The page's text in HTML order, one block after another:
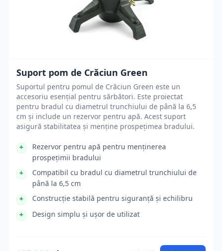
Suport pom de Crăciun Green
Suportul pentru pomul de Crăciun Green este un
accesoriu esențial pentru sărbători. Este proiectat
pentru bradul cu diametrul trunchiului de până la 6,5
cm și include un rezervor pentru apă. Acest suport
asigură stabilitatea și menține prospețimea bradului.
Rezervor pentru apă pentru menținerea
prospețimii bradului
Compatibil cu bradul cu diametrul trunchiului de
până la 6,5 cm
Construcție stabilă pentru siguranță și echilibru
Design simplu și ușor de utilizat